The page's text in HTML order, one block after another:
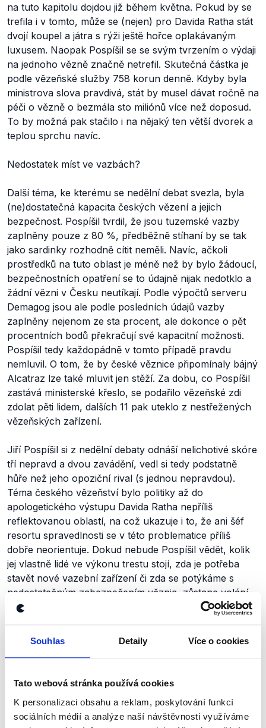
Souhlas Detaily Více o cookies
Tato webová stránka používá cookies
K personalizaci obsahu a reklam, poskytování funkcí
sociálních médií a analýze naší návštěvnosti využíváme
na tuto kapitolu dojdou již během května. Pokud by se
trefila i v tomto, může se (nejen) pro Davida Ratha stát
dvojí koupel a játra s rýži ještě hořce oplakávaným
luxusem. Naopak Pospíšil se se svým tvrzením o výdaji
na jednoho vězně značně netrefil. Skutečná částka je
podle vězeňské služby 758 korun denně. Kdyby byla
ministrova slova pravdivá, stát by musel dávat ročně na
péči o vězně o bezmála sto miliónů více než doposud.
To by možná pak stačilo i na nějaký ten větší dvorek a
teplou sprchu navíc.
Nedostatek míst ve vazbách?
Další téma, ke kterému se nedělní debat svezla, byla
(ne)dostatečná kapacita českých vězení a jejich
bezpečnost. Pospíšil tvrdil, že jsou tuzemské vazby
zaplněny pouze z 80 %, předběžně stíhaní by se tak
jako sardinky rozhodně cítit neměli. Navíc, ačkoli
prostředků na tuto oblast je méně než by bylo žádoucí,
bezpečnostních opatření se to údajně nijak nedotklo a
žádní vězni v Česku neutíkají. Podle výpočtů serveru
Demagog jsou ale podle posledních údajů vazby
zaplněny nejenom ze sta procent, ale dokonce o pět
procentních bodů překračují své kapacitní možnosti.
Pospíšil tedy každopádně v tomto případě pravdu
nemluvil. O tom, že by české věznice připomínaly bájný
Alcatraz lze také mluvit jen stěží. Za dobu, co Pospíšil
zastává ministerské křeslo, se podařilo vězeňské zdi
zdolat pěti lidem, dalších 11 pak uteklo z nestřežených
vězeňských zařízení.
Jiří Pospíšil si z nedělní debaty odnáší nelichotivé skóre
tří nepravd a dvou zavádění, vedl si tedy podstatně
hůře než jeho opoziční rival (s jednou nepravdou).
Téma českého vězeňství bylo politiky až do
apologetického výstupu Davida Ratha nepříliš
reflektovanou oblastí, na což ukazuje i to, že ani šéf
resortu spravedlnosti se v této problematice příliš
dobře neorientuje. Dokud nebude Pospíšil vědět, kolik
jej vlastně lidé ve výkonu trestu stojí, zda je potřeba
stavět nové vazební zařízení či zda se potýkáme s
nedostatečným zabezpečením věznic, zůstane volání
po změně a zlepšení této oblasti jen těžko vyslyšeno.
David Kopecký, autor pracuje v projektu Demagog.CZ
Zůstaňme v kontaktu
Přihlaste se k odběru našeho